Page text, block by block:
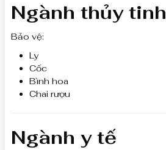
Ngành thủy tinh
Bảo vệ:
Ly
Cốc
Bình hoa
Chai rượu
Ngành y tế